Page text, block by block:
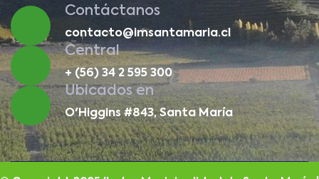
Contáctanos
contacto@imsantamaria.cl
Central
+ (56) 34 2 595 300
Ubicados en
O'Higgins #843, Santa María